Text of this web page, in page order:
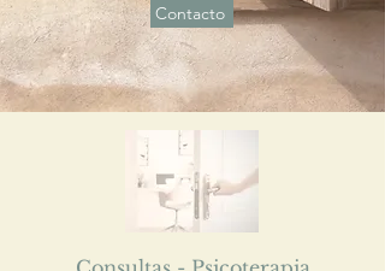
Contacto